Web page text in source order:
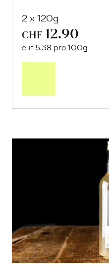
2 x 120g
CHF 12.90
CHF 5.38 pro 100g